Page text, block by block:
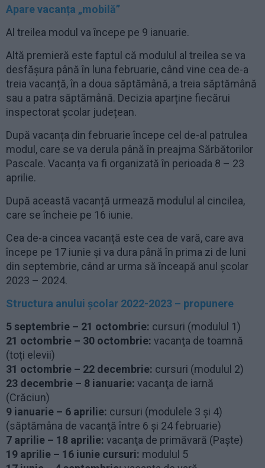
Apare vacanța „mobilă”
Al treilea modul va începe pe 9 ianuarie.
Altă premieră este faptul că modulul al treilea se va
desfășura până în luna februarie, când vine cea de-a
treia vacanță, în a doua săptămână, a treia săptămână
sau a patra săptămână. Decizia aparține fiecărui
inspectorat școlar județean.
După vacanța din februarie începe cel de-al patrulea
modul, care se va derula până în preajma Sărbătorilor
Pascale. Vacanța va fi organizată în perioada 8 – 23
aprilie.
După această vacanță urmează modulul al cincilea,
care se încheie pe 16 iunie.
Cea de-a cincea vacanță este cea de vară, care ava
începe pe 17 iunie și va dura până în prima zi de luni
din septembrie, când ar urma să înceapă anul școlar
2023 – 2024.
Structura anului școlar 2022-2023 – propunere
5 septembrie – 21 octombrie: cursuri (modulul 1)
21 octombrie – 30 octombrie: vacanţa de toamnă
(toți elevii)
31 octombrie – 22 decembrie: cursuri (modulul 2)
23 decembrie – 8 ianuarie: vacanţa de iarnă
(Crăciun)
9 ianuarie – 6 aprilie: cursuri (modulele 3 și 4)
(săptămâna de vacanţă între 6 şi 24 februarie)
7 aprilie – 18 aprilie: vacanţa de primăvară (Paşte)
19 aprilie – 16 iunie cursuri: modulul 5